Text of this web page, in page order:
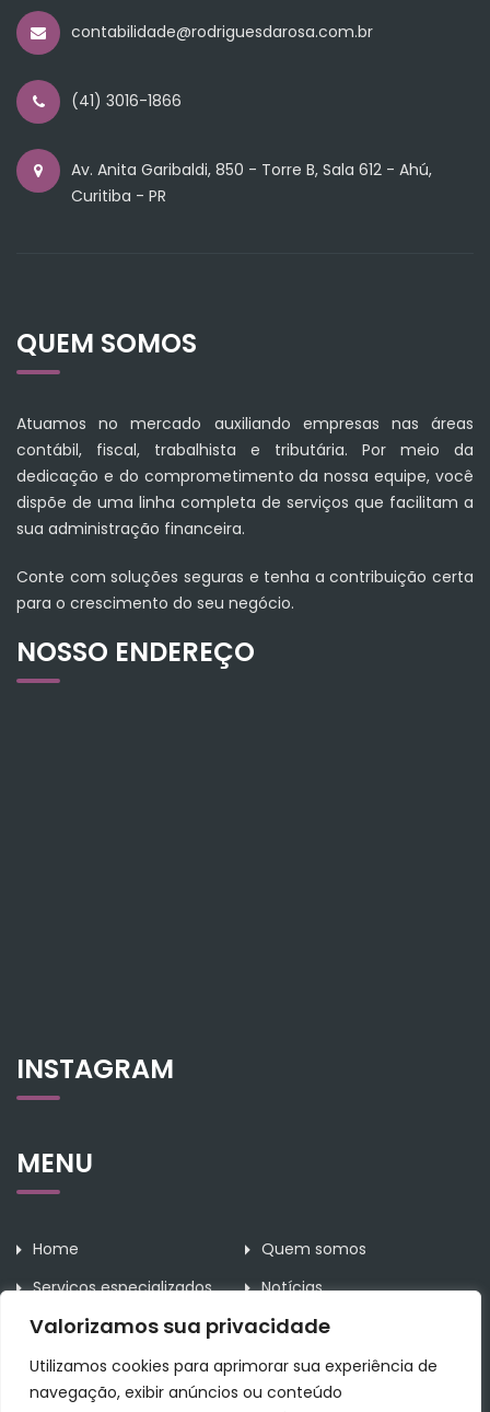
Valorizamos sua privacidade
Utilizamos cookies para aprimorar sua experiência de
navegação, exibir anúncios ou conteúdo
contabilidade@rodriguesdarosa.com.br
(41) 3016-1866
Av. Anita Garibaldi, 850 - Torre B, Sala 612 - Ahú,
Curitiba - PR
QUEM SOMOS
Atuamos no mercado auxiliando empresas nas áreas
contábil, fiscal, trabalhista e tributária. Por meio da
dedicação e do comprometimento da nossa equipe, você
dispõe de uma linha completa de serviços que facilitam a
sua administração financeira.
Conte com soluções seguras e tenha a contribuição certa
para o crescimento do seu negócio.
NOSSO ENDEREÇO
INSTAGRAM
MENU
Home
Quem somos
Serviços especializados
Notícias
Contato